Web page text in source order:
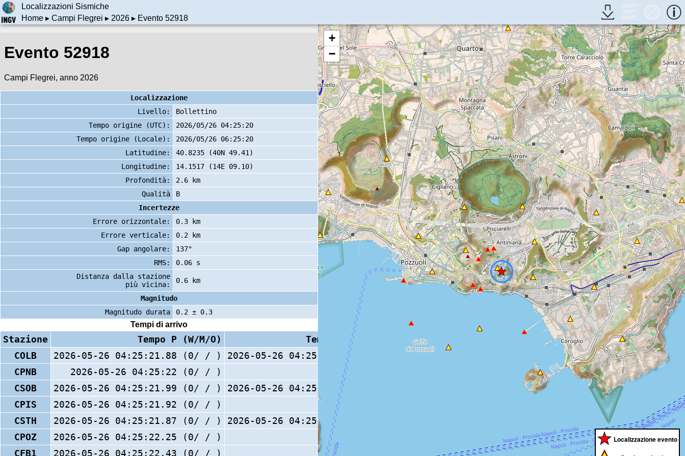
Localizzazioni Sismiche
Home▸ Campi Flegrei ▸ 2026▸ Evento 52918
Evento 52918
Campi Flegrei, anno 2026
Localizzazione
Livello:
Bollettino
Tempo origine (UTC):
2026/05/26 04:25:20
Tempo origine (Locale):
2026/05/26 06:25:20
Latitudine:
40.8235 (40N 49.41)
Longitudine:
14.1517 (14E 09.10)
Profondità:
2.6 km
Qualità
B
Incertezze
Errore orizzontale:
0.3 km
Errore verticale:
0.2 km
Gap angolare:
137°
RMS:
0.06 s
Distanza dalla stazione
più vicina:
0.6 km
Magnitudo
Magnitudo durata
0.2 ± 0.3
Tempi di arrivo
Stazione Tempo P (W/M/O) Tempo S (W/M/O)
Coda
COLB
2026-05-26 04:25:21.88 (0/ / )
2026-05-26 04:25:22.8 (0/ / )
CPNB
2026-05-26 04:25:22 (0/ / )
CSOB
2026-05-26 04:25:21.99 (0/ / )
2026-05-26 04:25:22.8 (0/ / )
CPIS
2026-05-26 04:25:21.92 (0/ / )
CSTH
2026-05-26 04:25:21.87 (0/ / ) 2026-05-26 04:25:22.7 (0/ / )
CPOZ
2026-05-26 04:25:22.25 (0/ / )
CFB1
2026-05-26 04:25:22.43 (0/ / )
+
−
Localizzazione evento